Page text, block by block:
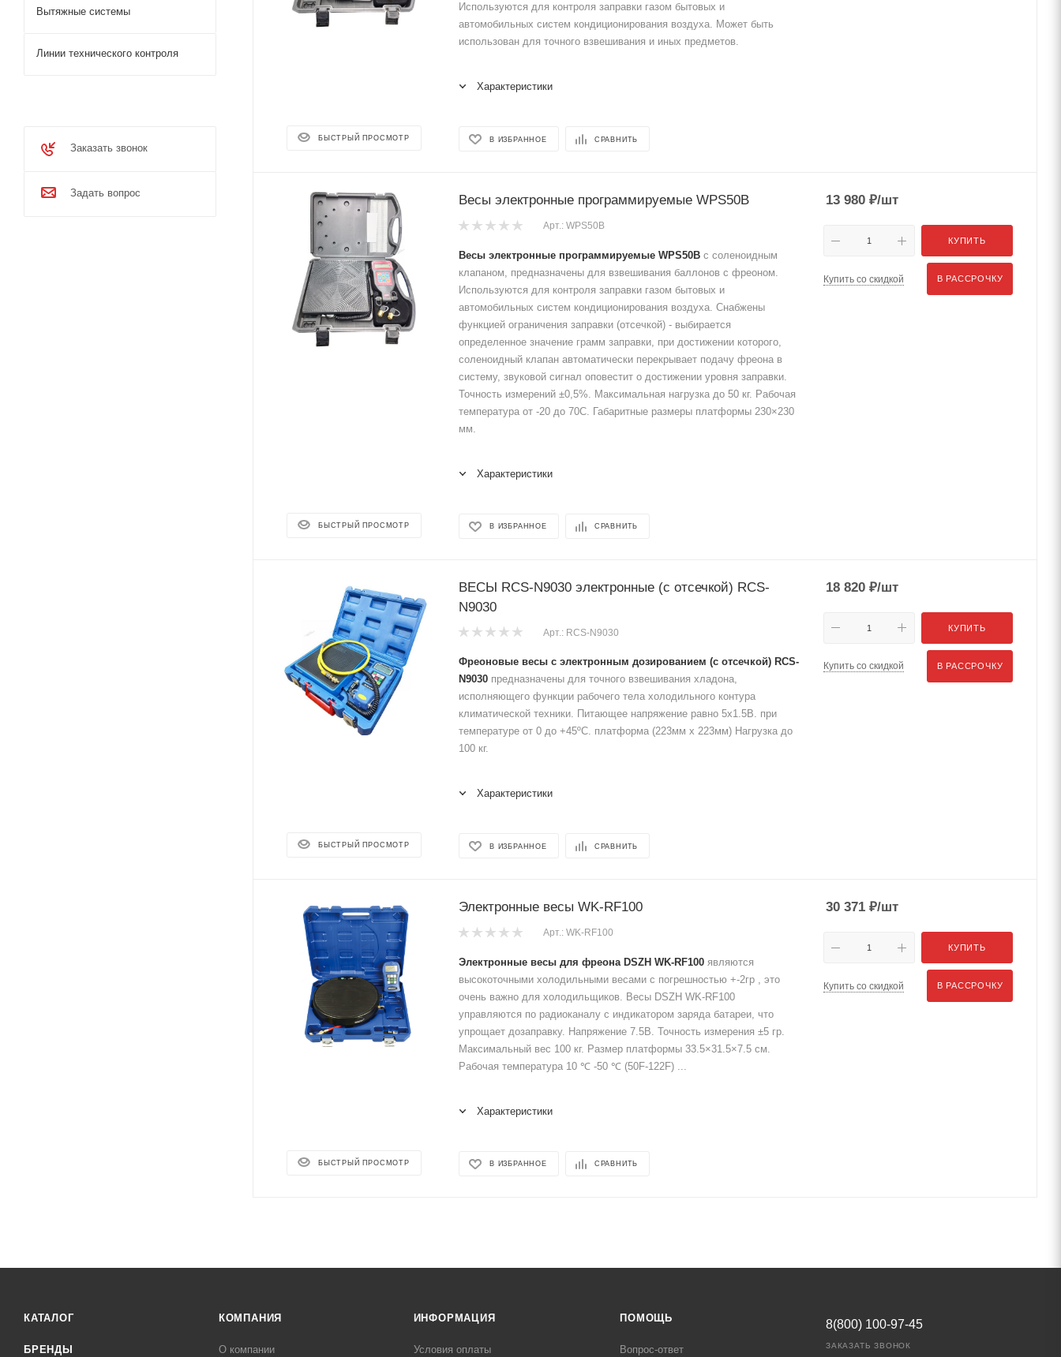
БЫСТРЫЙ ПРОСМОТР
Используются для контроля заправки газом бытовых и
автомобильных систем кондиционирования воздуха. Может быть
использован для точного взвешивания и иных предметов.
Характеристики
В ИЗБРАННОЕ СРАВНИТЬ
БЫСТРЫЙ ПРОСМОТР
Весы электронные программируемые WPS50B
Арт.: WPS50B
Весы электронные программируемые WPS50B с соленоидным
клапаном, предназначены для взвешивания баллонов с фреоном.
Используются для контроля заправки газом бытовых и
автомобильных систем кондиционирования воздуха. Снабжены
функцией ограничения заправки (отсечкой) - выбирается
определенное значение грамм заправки, при достижении которого,
соленоидный клапан автоматически перекрывает подачу фреона в
систему, звуковой сигнал оповестит о достижении уровня заправки.
Точность измерений ±0,5%. Максимальная нагрузка до 50 кг. Рабочая
температура от -20 до 70С. Габаритные размеры платформы 230×230
мм.
Характеристики
В ИЗБРАННОЕ СРАВНИТЬ
13 980 ₽/шт
КУПИТЬ
Купить со скидкой В РАССРОЧКУ
БЫСТРЫЙ ПРОСМОТР
ВЕСЫ RCS-N9030 электронные (с отсечкой) RCS-
N9030
Арт.: RCS-N9030
Фреоновые весы с электронным дозированием (с отсечкой) RCS-
N9030 предназначены для точного взвешивания хладона,
исполняющего функции рабочего тела холодильного контура
климатической техники. Питающее напряжение равно 5x1.5В. при
температуре от 0 до +45ºC. платформа (223мм х 223мм) Нагрузка до
100 кг.
Характеристики
В ИЗБРАННОЕ СРАВНИТЬ
18 820 ₽/шт
КУПИТЬ
Купить со скидкой В РАССРОЧКУ
БЫСТРЫЙ ПРОСМОТР
Электронные весы WK-RF100
Арт.: WK-RF100
Электронные весы для фреона DSZH WK-RF100 являются
высокоточными холодильными весами с погрешностью +-2гр , это
очень важно для холодильщиков. Весы DSZH WK-RF100
управляются по радиоканалу с индикатором заряда батареи, что
упрощает дозаправку. Напряжение 7.5В. Точность измерения ±5 гр.
Максимальный вес 100 кг. Размер платформы 33.5×31.5×7.5 см.
Рабочая температура 10 ℃ -50 ℃ (50F-122F) ...
Характеристики
В ИЗБРАННОЕ СРАВНИТЬ
30 371 ₽/шт
КУПИТЬ
Купить со скидкой В РАССРОЧКУ
Вытяжные системы
Линии технического контроля
Заказать звонок
Задать вопрос
КАТАЛОГ
БРЕНДЫ
КОМПАНИЯ
О компании
ИНФОРМАЦИЯ
Условия оплаты
ПОМОЩЬ
Вопрос-ответ
8(800) 100-97-45
ЗАКАЗАТЬ ЗВОНОК